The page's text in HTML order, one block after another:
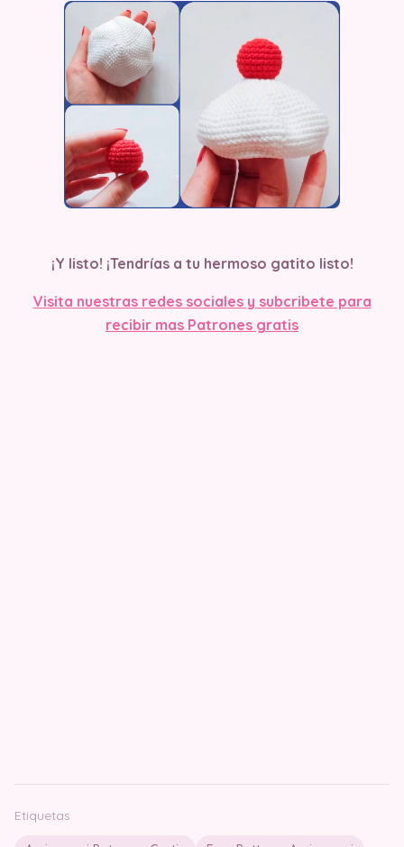
¡Y listo! ¡Tendrías a tu hermoso gatito listo!
Visita nuestras redes sociales y subcribete para
recibir mas Patrones gratis
Etiquetas